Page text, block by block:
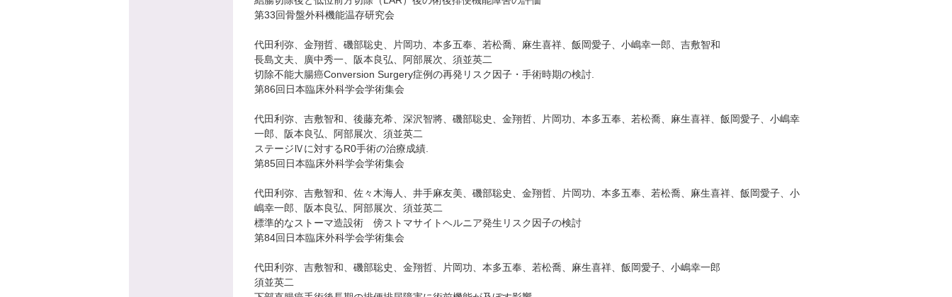
第33回骨盤外科機能温存研究会
代田利弥、金翔哲、磯部聡史、片岡功、本多五奉、若松喬、麻生喜祥、飯岡愛子、小嶋幸一郎、吉敷智和
長島文夫、廣中秀一、阪本良弘、阿部展次、須並英二
切除不能大腸癌Conversion Surgery症例の再発リスク因子・手術時期の検討.
第86回日本臨床外科学会学術集会
代田利弥、吉敷智和、後藤充希、深沢智將、磯部聡史、金翔哲、片岡功、本多五奉、若松喬、麻生喜祥、飯岡愛子、小嶋幸
一郎、阪本良弘、阿部展次、須並英二
ステージⅣに対するR0手術の治療成績.
第85回日本臨床外科学会学術集会
代田利弥、吉敷智和、佐々木海人、井手麻友美、磯部聡史、金翔哲、片岡功、本多五奉、若松喬、麻生喜祥、飯岡愛子、小
嶋幸一郎、阪本良弘、阿部展次、須並英二
標準的なストーマ造設術 傍ストマサイトヘルニア発生リスク因子の検討
第84回日本臨床外科学会学術集会
代田利弥、吉敷智和、磯部聡史、金翔哲、片岡功、本多五奉、若松喬、麻生喜祥、飯岡愛子、小嶋幸一郎
須並英二